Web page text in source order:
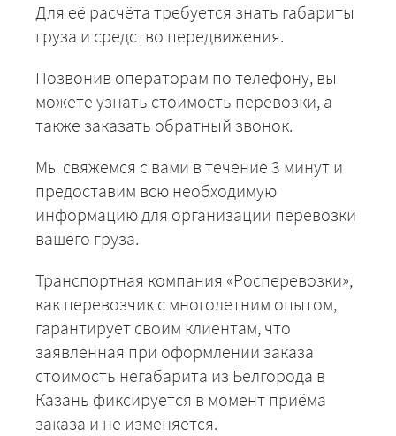
Для её расчёта требуется знать габариты
груза и средство передвижения.
Позвонив операторам по телефону, вы
можете узнать стоимость перевозки, а
также заказать обратный звонок.
Мы свяжемся с вами в течение 3 минут и
предоставим всю необходимую
информацию для организации перевозки
вашего груза.
Транспортная компания «Росперевозки»,
как перевозчик с многолетним опытом,
гарантирует своим клиентам, что
заявленная при оформлении заказа
стоимость негабарита из Белгорода в
Казань фиксируется в момент приёма
заказа и не изменяется.